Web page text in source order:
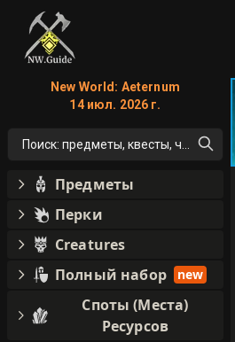
New World: Aeternum
14 июл. 2026 г.
Поиск: предметы, квесты, что угодно!
Предметы
Перки
Creatures
Полный набор
new
Споты (Места)
Ресурсов